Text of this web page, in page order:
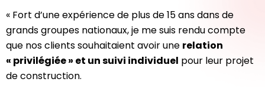
« Fort d’une expérience de plus de 15 ans dans de
grands groupes nationaux, je me suis rendu compte
que nos clients souhaitaient avoir une relation
« privilégiée » et un suivi individuel pour leur projet
de construction.